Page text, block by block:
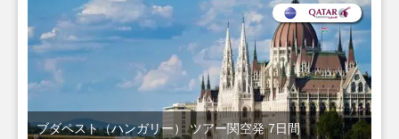
ブダペスト（ハンガリー） ツアー関空発 7日間